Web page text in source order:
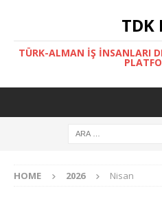
TDK
TÜRK-ALMAN İŞ İNSANLARI
HOME 2026 Nisan